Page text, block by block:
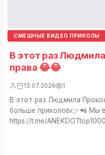
СМЕШНЫЕ ВИДЕО ПРИКОЛЫ
В этот раз
права 😂😂
13.07.2026 1
В этот раз Людмила
больше приколов👉 📲 Мы
https://t.me/